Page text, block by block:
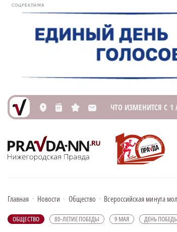
СОЦРЕКЛАМА
L n s M ЧТО ИЗМЕНИТСЯ С 1
Главная • Новости • Общество • Всероссийская минута
ОБЩЕСТВО 80-ЛЕТИЕ ПОБЕДЫ 9 МАЯ ДЕНЬ